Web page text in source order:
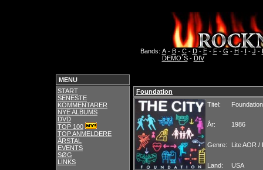
Bands: A- B- C- D- E- F- G - H - I - J -
DEMO´S- DIV
MENU
START
SENESTE
KOMMENTARER
NYE ALBUMS
DVD
TOP 100
TOP ANMELDERE
ÅRSTAL
EVENTS
SØG
LINKS
Foundation
Titel:
Foundation
År: 1986
Genre: Lite AOR /
Land: USA